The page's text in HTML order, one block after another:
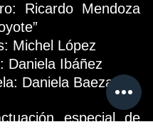
Ricardo Mendoza
Michel López
Daniela Ibáñez
Daniela Baeza
Con la actuación especial de